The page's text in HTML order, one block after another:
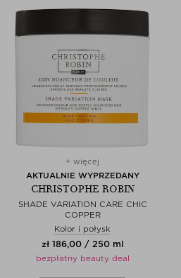
+ więcej
AKTUALNIE WYPRZEDANY
CHRISTOPHE ROBIN
SHADE VARIATION CARE CHIC
COPPER
Kolor i połysk
zł 186,00 / 250 ml
bezpłatny beauty deal